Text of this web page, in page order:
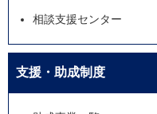
相談支援センター
支援・助成制度